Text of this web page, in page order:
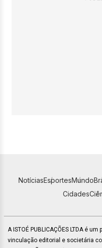
NotíciasEsportesMundo
Cidades
A ISTOÉ PUBLICAÇÕES LTDA é
vinculação editorial e societária